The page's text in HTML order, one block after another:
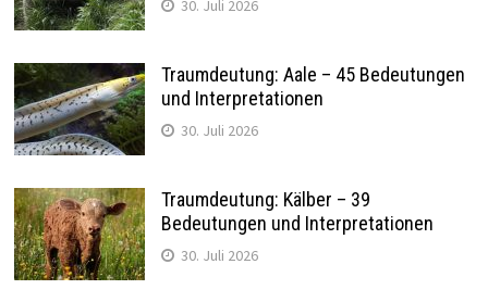
30. Juli 2026
Traumdeutung: Aale – 45 Bedeutungen
und Interpretationen
30. Juli 2026
Traumdeutung: Kälber – 39
Bedeutungen und Interpretationen
30. Juli 2026